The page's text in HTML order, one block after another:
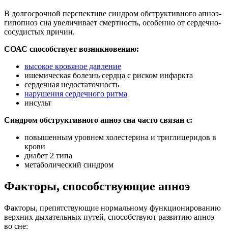
В долгосрочной перспективе синдром обструктивного апноэ-
гипопноэ сна увеличивает смертность, особенно от сердечно-
сосудистых причин.
СОАС способствует возникновению:
высокое кровяное давление
ишемическая болезнь сердца с риском инфаркта
сердечная недостаточность
нарушения сердечного ритма
инсульт
Синдром обструктивного апноэ сна часто связан с:
повышенным уровнем холестерина и триглицеридов в
крови
диабет 2 типа
метаболический синдром
Факторы, способствующие апноэ
Факторы, препятствующие нормальному функционированию
верхних дыхательных путей, способствуют развитию апноэ
во сне: